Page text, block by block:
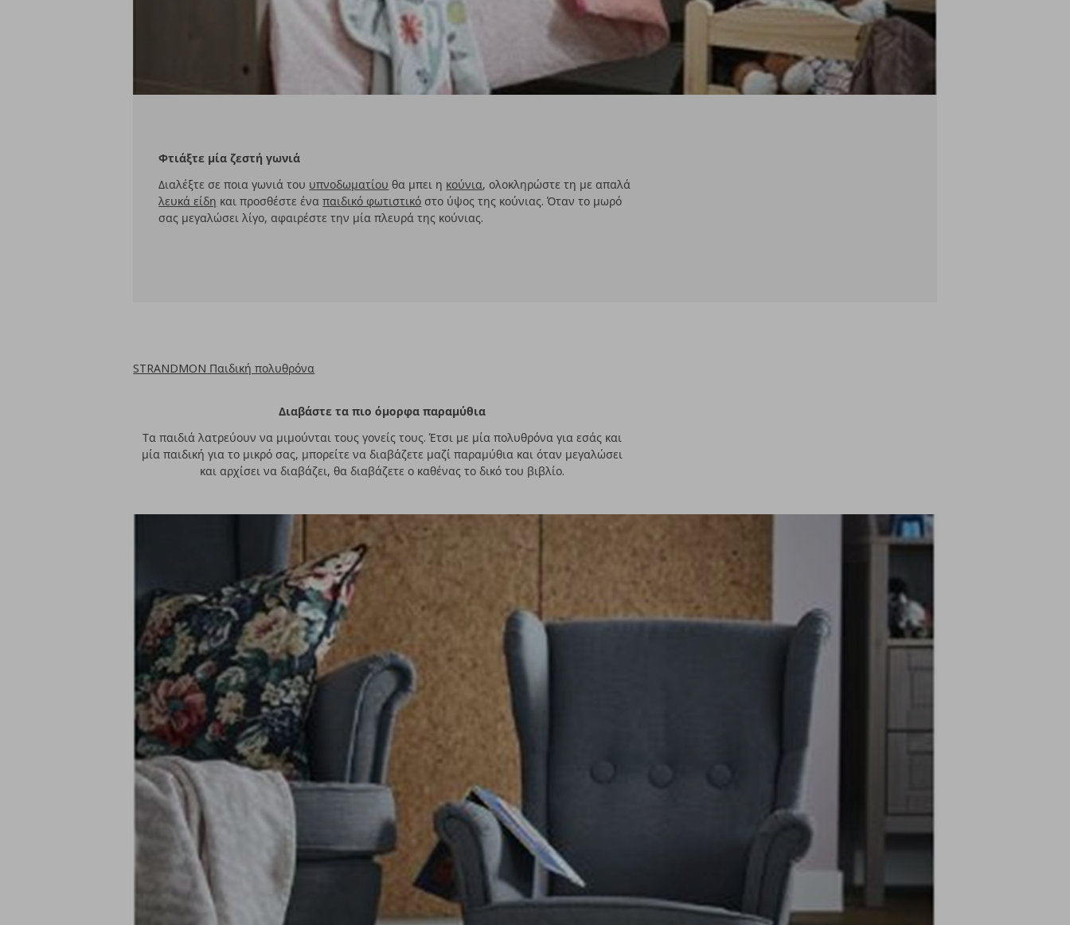
Φτιάξτε μία ζεστή γωνιά
Διαλέξτε σε ποια γωνιά του υπνοδωματίου θα μπει η κούνια, ολοκληρώστε τη με απαλά
λευκά είδη και προσθέστε έναπαιδικό φωτιστικό στο ύψος της κούνιας. Όταν το μωρό
σας μεγαλώσει λίγο, αφαιρέστε την μία πλευρά της κούνιας.
STRANDMON Παιδική πολυθρόνα
Διαβάστε τα πιο όμορφα παραμύθια
Τα παιδιά λατρεύουν να μιμούνται τους γονείς τους. Έτσι με μία πολυθρόνα για εσάς και
μία παιδική για το μικρό σας, μπορείτε να διαβάζετε μαζί παραμύθια και όταν μεγαλώσει
και αρχίσει να διαβάζει, θα διαβάζετε ο καθένας το δικό του βιβλίο.